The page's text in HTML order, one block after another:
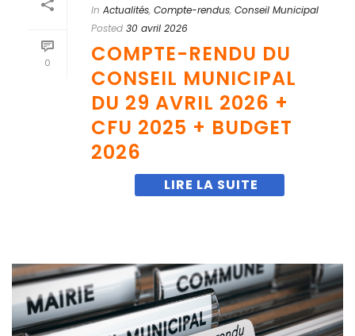
0
In Actualités, Compte-rendus, Conseil Municipal
Posted 30 avril 2026
COMPTE-RENDU DU
CONSEIL MUNICIPAL
DU 29 AVRIL 2026 +
CFU 2025 + BUDGET
2026